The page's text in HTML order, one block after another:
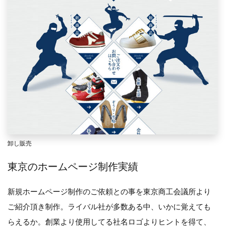
卸し販売
東京のホームページ制作実績
新規ホームページ制作のご依頼との事を東京商工会議所より
ご紹介頂き制作。ライバル社が多数ある中、いかに覚えても
らえるか。創業より使用してる社名ロゴよりヒントを得て、